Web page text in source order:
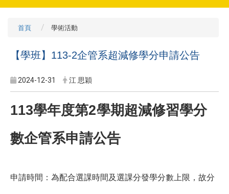
首頁 學術活動
【學班】113-2企管系超減修學分申請公告
2024-12-31 江 思穎
113學年度第2學期超減修習學分
數企管系申請公告
申請時間：為配合選課時間及選課分發學分數上限，故分